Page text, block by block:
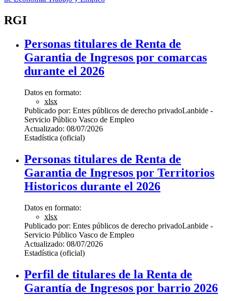
RGI
Personas titulares de Renta de
Garantia de Ingresos por comarcas
durante el 2026
Datos en formato:
xlsx
Publicado por: Entes públicos de derecho privadoLanbide -
Servicio Público Vasco de Empleo
Actualizado: 08/07/2026
Estadística (oficial)
Personas titulares de Renta de
Garantia de Ingresos por Territorios
Historicos durante el 2026
Datos en formato:
xlsx
Publicado por: Entes públicos de derecho privadoLanbide -
Servicio Público Vasco de Empleo
Actualizado: 08/07/2026
Estadística (oficial)
Perfil de titulares de la Renta de
Garantía de Ingresos por barrio 2026